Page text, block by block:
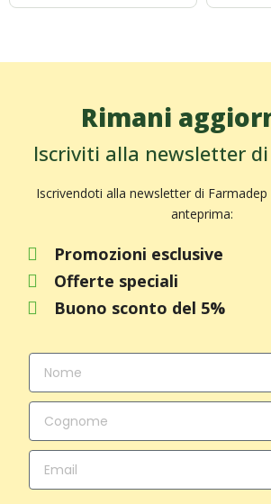
Rimani
Iscriviti alla newsletter
Iscrivendoti alla newsletter di
anteprima:
Promozioni esclusive
Offerte speciali
Buono sconto del 5%